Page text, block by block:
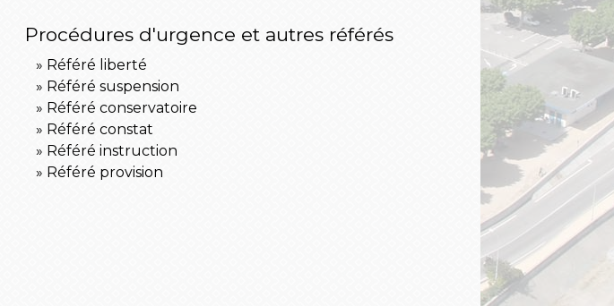
Procédures d'urgence et autres référés
Référé liberté
Référé suspension
Référé conservatoire
Référé constat
Référé instruction
Référé provision